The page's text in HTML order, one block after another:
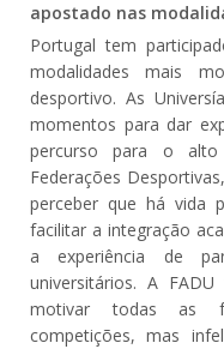
apostado nas
Portugal tem
modalidades mais
desportivo. As
momentos para dar
percurso para o
Federações
perceber que há vida
facilitar a integração
a experiência de
universitários. A
motivar todas as
competições, mas